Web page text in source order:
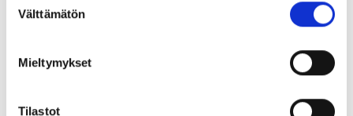
valinta
Välttämätön
Mieltymykset
Tilastot